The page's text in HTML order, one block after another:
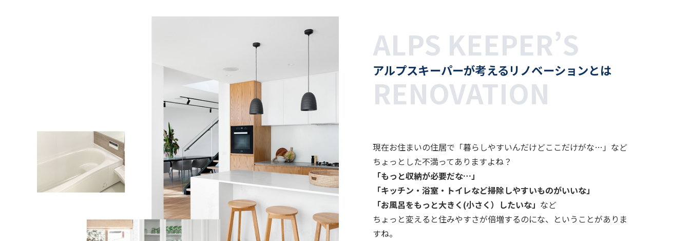
ALPS KEEPER’S
RENOVATION
アルプスキーパーが考えるリノベーションとは
現在お住まいの住居で「暮らしやすいんだけどここだけがな…」など
ちょっとした不満ってありますよね？
「もっと収納が必要だな…」
「キッチン・浴室・トイレなど掃除しやすいものがいいな」
「お風呂をもっと大きく(小さく）したいな」 など
ちょっと変えると住みやすさが倍増するのにな、ということがありま
すね。